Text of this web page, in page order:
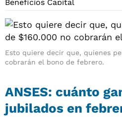
Esto quiere decir que, quienes
cobrarán el bono de febrero.
ANSES: cuánto
jubilados en